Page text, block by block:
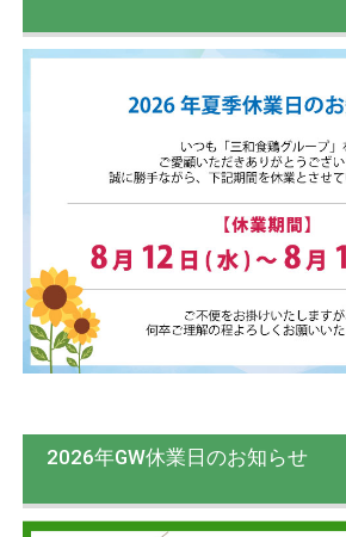
2026年GW休業日のお知らせ